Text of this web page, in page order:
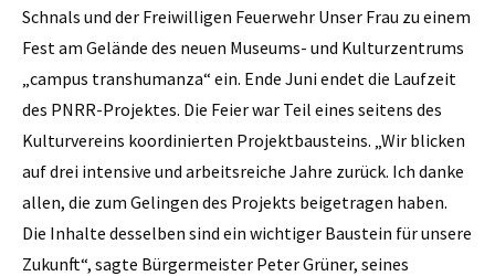
Schnals und der Freiwilligen Feuerwehr Unser Frau zu einem
Fest am Gelände des neuen Museums- und Kulturzentrums
„campus transhumanza“ ein. Ende Juni endet die Laufzeit
des PNRR-Projektes. Die Feier war Teil eines seitens des
Kulturvereins koordinierten Projektbausteins. „Wir blicken
auf drei intensive und arbeitsreiche Jahre zurück. Ich danke
allen, die zum Gelingen des Projekts beigetragen haben.
Die Inhalte desselben sind ein wichtiger Baustein für unsere
Zukunft“, sagte Bürgermeister Peter Grüner, seines